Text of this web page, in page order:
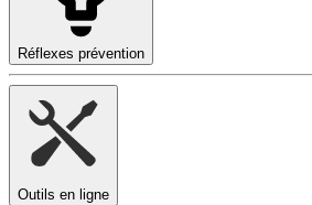
Réflexes prévention
Outils en ligne